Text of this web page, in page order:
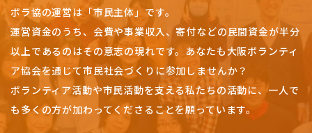
ボラ協の運営は「市民主体」です。
運営資金のうち、会費や事業収入、寄付などの民間資金が半分
以上であるのはその意志の現れです。 あなたも大阪ボランティ
ア協会を通じて市民社会づくりに参加しませんか？
ボランティア活動や市民活動を支える私たちの活動に、一人で
も多くの方が加わってくださることを願っています。